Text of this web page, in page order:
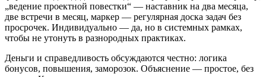
„ведение проектной повестки“ — наставник на два месяца,
две встречи в месяц, маркер — регулярная доска задач без
просрочек. Индивидуально — да, но в системных рамках,
чтобы не утонуть в разнородных практиках.
Деньги и справедливость обсуждаются честно: логика
бонусов, повышения, заморозок. Объяснение — простое, без